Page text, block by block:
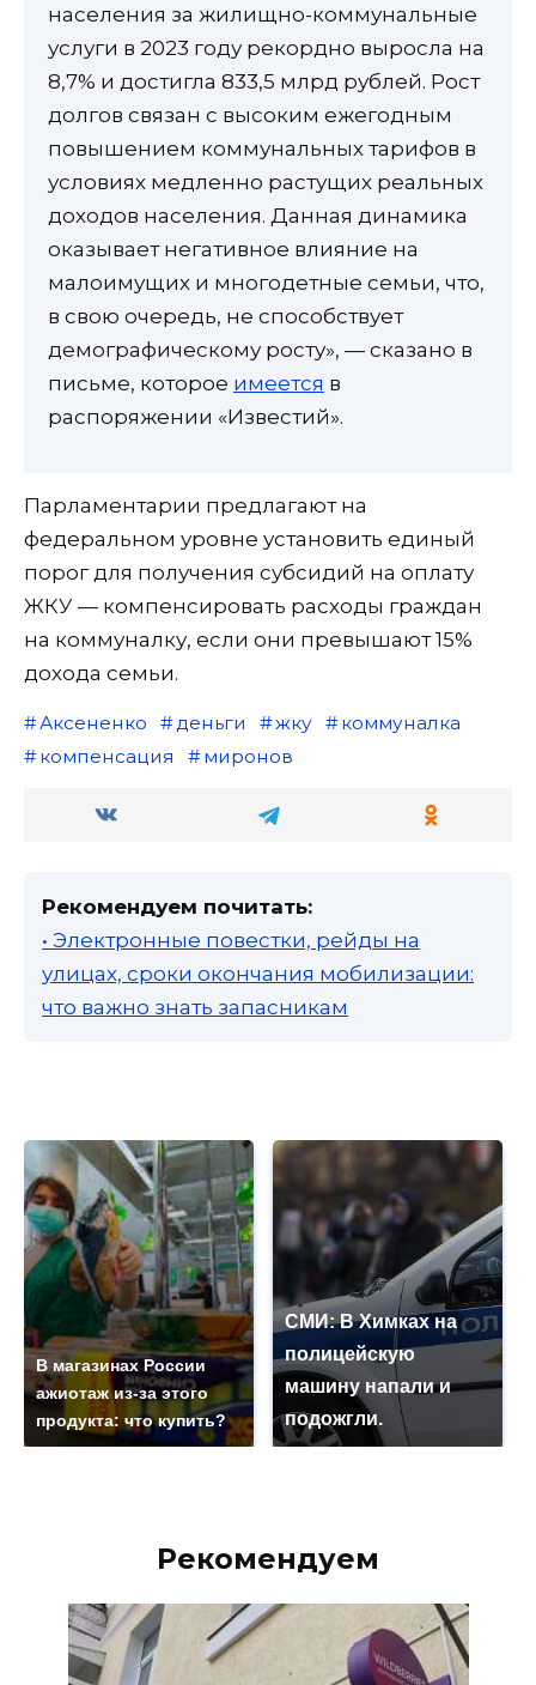
населения за жилищно-коммунальные
услуги в 2023 году рекордно выросла на
8,7% и достигла 833,5 млрд рублей. Рост
долгов связан с высоким ежегодным
повышением коммунальных тарифов в
условиях медленно растущих реальных
доходов населения. Данная динамика
оказывает негативное влияние на
малоимущих и многодетные семьи, что,
в свою очередь, не способствует
демографическому росту», — сказано в
письме, которое имеется в
распоряжении «Известий».
Парламентарии предлагают на
федеральном уровне установить единый
порог для получения субсидий на оплату
ЖКУ — компенсировать расходы граждан
на коммуналку, если они превышают 15%
дохода семьи.
Аксененко деньги жку
коммуналка
компенсация
миронов
Рекомендуем почитать:
• Электронные повестки, рейды на
улицах, сроки окончания мобилизации:
что важно знать запасникам
В магазинах России
ажиотаж из-за этого
продукта: что купить?
СМИ: В Химках на
полицейскую
машину напали и
подожгли.
Рекомендуем